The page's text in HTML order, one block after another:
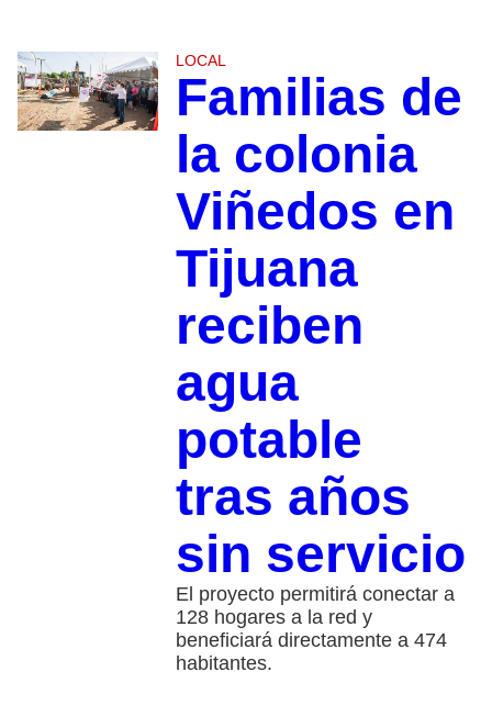
LOCAL
Familias de
la colonia
Viñedos en
Tijuana
reciben
agua
potable
tras años
sin servicio
El proyecto permitirá conectar a
128 hogares a la red y
beneficiará directamente a 474
habitantes.